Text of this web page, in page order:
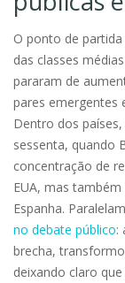
O ponto de
das classes
pararam de
pares emergentes
Dentro dos
sessenta, quando
concentração de
EUA, mas
Espanha.
no debate público:
brecha,
deixando claro